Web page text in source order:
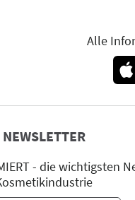
Alle
NEWSLETTER
- die wichtigsten